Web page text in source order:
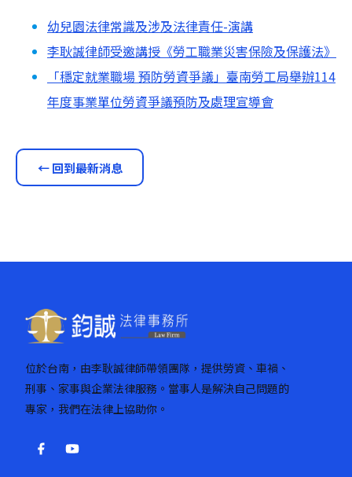
幼兒園法律常識及涉及法律責任-演講
李耿誠律師受邀講授《勞工職業災害保險及保護法》
「穩定就業職場 預防勞資爭議」臺南勞工局舉辦114
年度事業單位勞資爭議預防及處理宣導會
← 回到最新消息
位於台南，由李耿誠律師帶領團隊，提供勞資、車禍、
刑事、家事與企業法律服務。當事人是解決自己問題的
專家，我們在法律上協助你。